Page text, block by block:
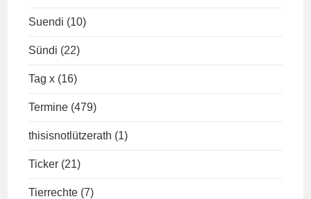
Suendi (10)
Sündi (22)
Tag x (16)
Termine (479)
thisisnotlützerath (1)
Ticker (21)
Tierrechte (7)